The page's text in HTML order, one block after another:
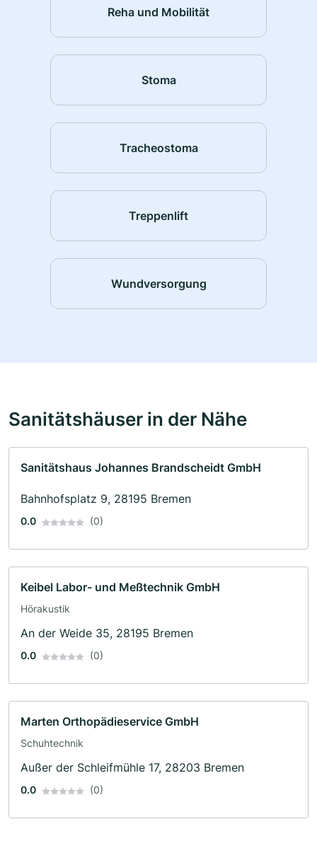
Reha und Mobilität
Stoma
Tracheostoma
Treppenlift
Wundversorgung
Sanitätshäuser in der Nähe
Sanitätshaus Johannes Brandscheidt GmbH
Bahnhofsplatz 9, 28195 Bremen
0.0 (0)
Keibel Labor- und Meßtechnik GmbH
Hörakustik
An der Weide 35, 28195 Bremen
0.0 (0)
Marten Orthopädieservice GmbH
Schuhtechnik
Außer der Schleifmühle 17, 28203 Bremen
0.0 (0)